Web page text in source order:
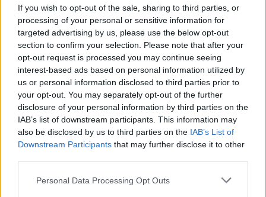
If you wish to opt-out of the sale, sharing to third parties, or
processing of your personal or sensitive information for
targeted advertising by us, please use the below opt-out
section to confirm your selection. Please note that after your
opt-out request is processed you may continue seeing
interest-based ads based on personal information utilized by
us or personal information disclosed to third parties prior to
your opt-out. You may separately opt-out of the further
disclosure of your personal information by third parties on the
IAB’s list of downstream participants. This information may
also be disclosed by us to third parties on the IAB’s List of
Downstream Participants that may further disclose it to other
Personal Data Processing Opt Outs
00:01:26
M. Frederiksen užsimena apie neįvertiną Rusijos
grėsmę: gali būti per vėlu
Žinios | Pasaulis
00:00:42
Po dronų antskrydžių Danijoje – skubus ES susitikimas:
štai kas žinoma
Žinios | Pasaulis